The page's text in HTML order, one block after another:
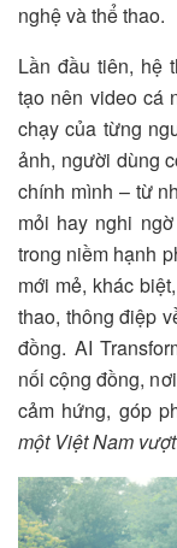
nghệ và thể thao.
Lần đầu tiên, hệ
tạo nên video cá
chạy của từng
ảnh, người dùng
chính mình – từ
mỏi hay nghi
trong niềm hạnh
mới mẻ, khác
thao, thông điệp
đồng. AI
nối cộng đồng,
cảm hứng, góp
một Việt Nam vượt